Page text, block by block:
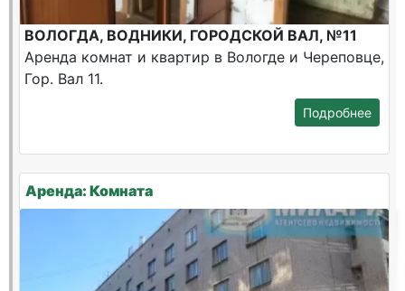
ВОЛОГДА, ВОДНИКИ, ГОРОДСКОЙ ВАЛ, №11
Аренда комнат и квартир в Вологде и Череповце,
Гор. Вал 11.
Подробнее
Аренда: Комната